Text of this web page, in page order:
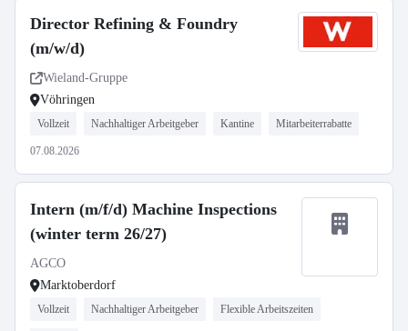
Director Refining & Foundry
(m/w/d)
Wieland-Gruppe
Vöhringen
Vollzeit Nachhaltiger Arbeitgeber Kantine Mitarbeiterrabatte
07.08.2026
Intern (m/f/d) Machine Inspections
(winter term 26/27)
AGCO
Marktoberdorf
Vollzeit Nachhaltiger Arbeitgeber Flexible Arbeitszeiten